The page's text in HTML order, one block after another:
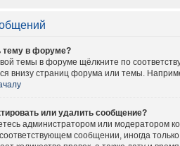
тему в форуме?
темы в форуме щёлкните по
внизу страниц форума или темы.
или удалить сообщение?
администратором или модератором
сообщении, иногда